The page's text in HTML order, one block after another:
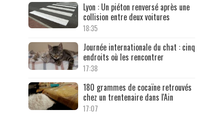
Lyon : Un piéton renversé après une
collision entre deux voitures
18:35
Journée internationale du chat : cinq
endroits où les rencontrer
17:38
180 grammes de cocaïne retrouvés
chez un trentenaire dans l'Ain
17:07